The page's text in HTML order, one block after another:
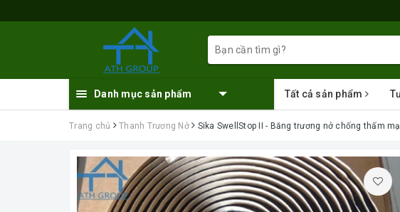
Danh mục sản phẩm Tất cả sản phẩm
Trang chủ Thanh Trương Nở Sika SwellStop II - Băng trương nở chống thấm